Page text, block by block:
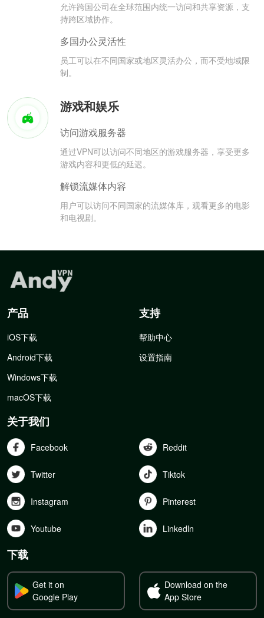
允许跨国公司在全球范围内统一访问和共享资源，支
持跨区域协作。
多国办公灵活性
员工可以在不同国家或地区灵活办公，而不受地域限
制。
游戏和娱乐
访问游戏服务器
通过VPN可以访问不同地区的游戏服务器，享受更多
游戏内容和更低的延迟。
解锁流媒体内容
用户可以访问不同国家的流媒体库，观看更多的电影
和电视剧。
产品
iOS下载
Android下载
Windows下载
macOS下载
支持
帮助中心
设置指南
关于我们
Facebook Reddit
Twitter Tiktok
Instagram Pinterest
Youtube Linkedln
下载
Get it on
Google Play
Download on the
App Store